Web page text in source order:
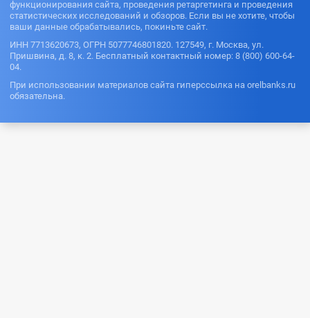
функционирования сайта, проведения ретаргетинга и проведения
статистических исследований и обзоров. Если вы не хотите, чтобы
ваши данные обрабатывались, покиньте сайт.
ИНН 7713620673, ОГРН 5077746801820. 127549, г. Москва, ул.
Пришвина, д. 8, к. 2. Бесплатный контактный номер: 8 (800) 600-64-
04.
При использовании материалов сайта гиперссылка на orelbanks.ru
обязательна.